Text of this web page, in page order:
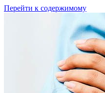
Перейти к содержимому